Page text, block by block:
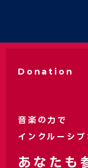
Donation
音楽の力で
インクルーシ
あなたも